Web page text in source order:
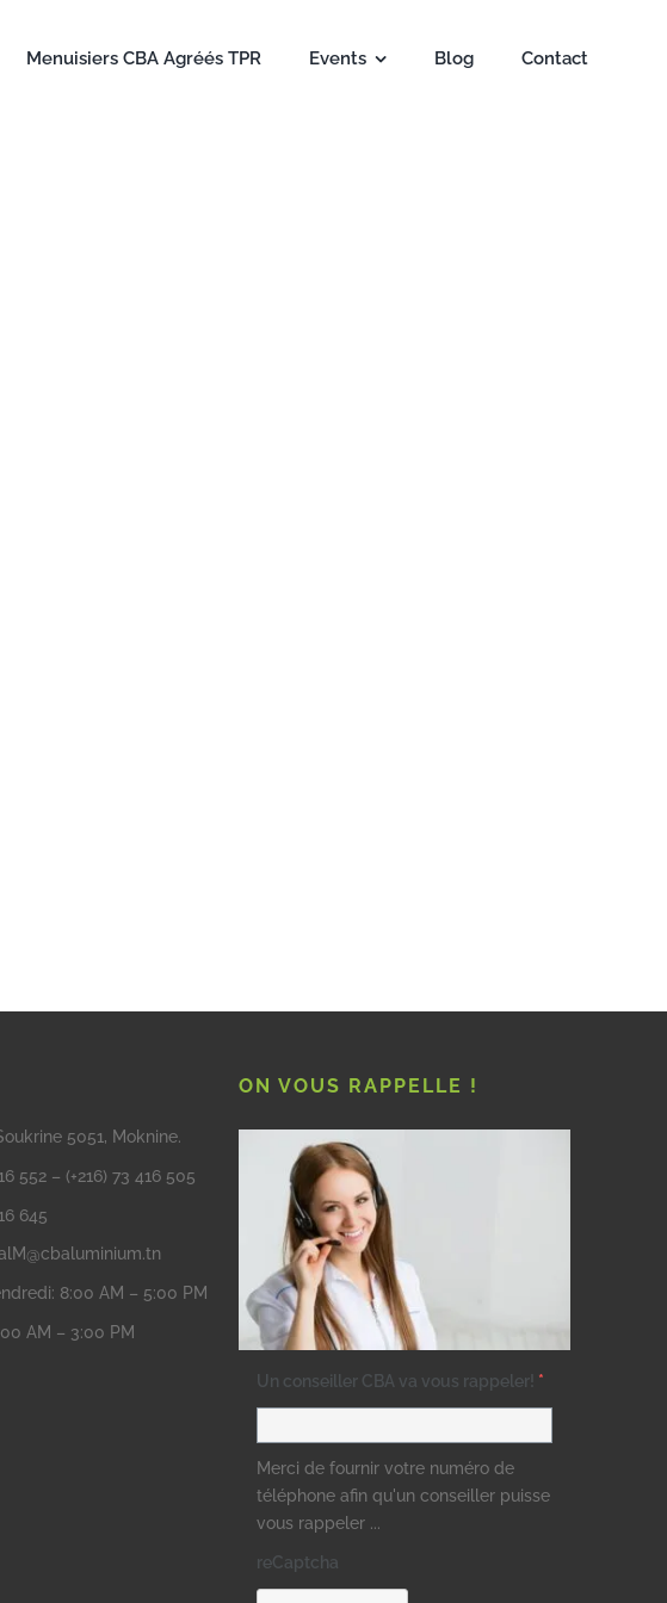
Menuisiers CBA Agréés TPR Events Blog Contact
5051, Moknine.
552 – (+216) 73 416 505
645
8:00 AM – 5:00 PM
AM – 3:00 PM
ON VOUS RAPPELLE !
Un conseiller CBA va vous rappeler! *
Merci de fournir votre numéro de
téléphone afin qu'un conseiller puisse
vous rappeler ...
reCaptcha